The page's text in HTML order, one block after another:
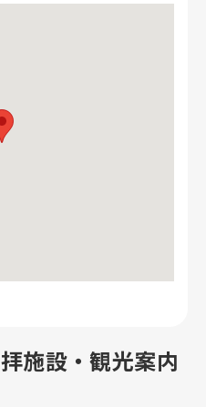
施設・観光案内